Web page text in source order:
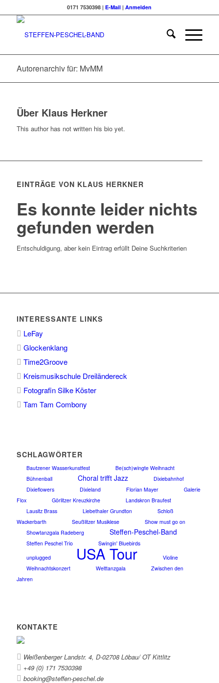
0171 7530398 |E-Mail |Anmelden
Autorenarchiv für: MvMM
Über Klaus Herkner
This author has not written his bio yet.
EINTRÄGE VON KLAUS HERKNER
Es konnte leider nichts
gefunden werden
Entschuldigung, aber kein Eintrag erfüllt Deine Suchkriterien
INTERESSANTE LINKS
LeFay
Glockenklang
Time2Groove
Kreismusikschule Dreiländereck
Fotografin Silke Köster
Tam Tam Combony
SCHLAGWÖRTER
Bautzener Wasserkunstfest
Be(sch)wingte Weihnacht
Bühnenball
Choral trifft Jazz
Dixiebahnhof
Dixieflowers
Dixieland Florian Mayer
Galerie
Flox
Görlitzer Kreuzkirche
Landskron Braufest
Lausitz Brass
Liebethaler Grundton
Schloß
Wackerbarth
Seußlitzer Musiklese
Show must go on
Showtanzgala Radeberg
Steffen-Peschel-Band
Steffen Peschel Trio
Swingin' Bluebirds
unplugged
USA Tour
Violine
Weihnachtskonzert
Welttanzgala
Zwischen den
Jahren
KONTAKTE
Weißenberger Landstr. 4, D-02708 Löbau/ OT Kittlitz
+49 (0) 171 7530398
booking@steffen-peschel.de